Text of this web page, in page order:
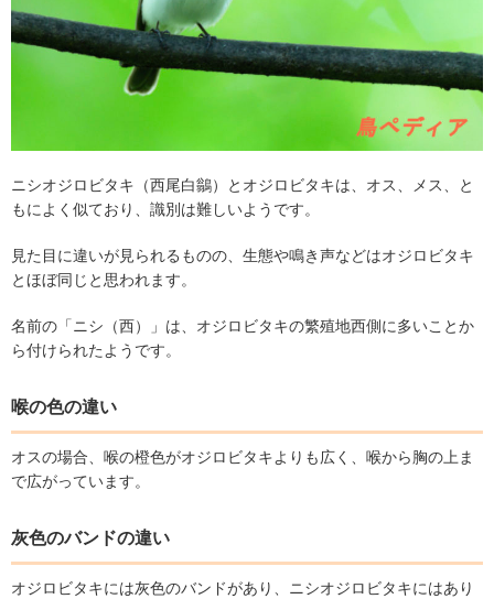
ニシオジロビタキ（西尾白鶲）とオジロビタキは、オス、メス、と
もによく似ており、識別は難しいようです。
見た目に違いが見られるものの、生態や鳴き声などはオジロビタキ
とほぼ同じと思われます。
名前の「ニシ（西）」は、オジロビタキの繁殖地西側に多いことか
ら付けられたようです。
喉の色の違い
オスの場合、喉の橙色がオジロビタキよりも広く、喉から胸の上ま
で広がっています。
灰色のバンドの違い
オジロビタキには灰色のバンドがあり、ニシオジロビタキにはあり